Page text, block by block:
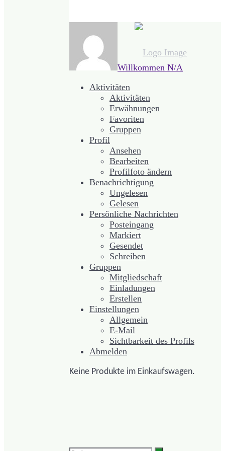
Willkommen N/A
Aktivitäten
Aktivitäten
Erwähnungen
Favoriten
Gruppen
Profil
Ansehen
Bearbeiten
Profilfoto ändern
Benachrichtigung
Ungelesen
Gelesen
Persönliche Nachrichten
Posteingang
Markiert
Gesendet
Schreiben
Gruppen
Mitgliedschaft
Einladungen
Erstellen
Einstellungen
Allgemein
E-Mail
Sichtbarkeit des Profils
Abmelden
Keine Produkte im Einkaufswagen.